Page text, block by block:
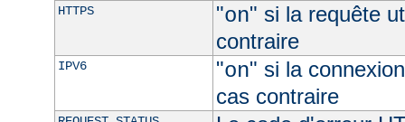
HTTPS "on" si la requête
contraire
IPV6 "on" si la
cas contraire